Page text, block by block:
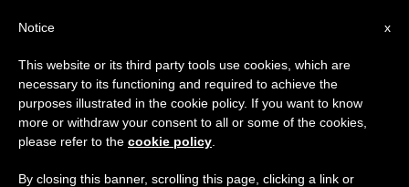
تأمّلات ,قديسون وطوباويون
x
Notice
This website or its third party tools use cookies, which are
necessary to its functioning and required to achieve the
purposes illustrated in the cookie policy. If you want to know
more or withdraw your consent to all or some of the cookies,
please refer to the cookie policy
By closing this banner, scrolling this page, clicking a link or